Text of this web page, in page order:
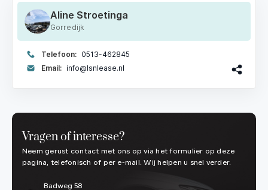
Aline Stroetinga
Gorredijk
Telefoon: 0513-462845
Email: info@lsnlease.nl
Vragen of interesse?
Neem gerust contact met ons op via het formulier op deze
pagina, telefonisch of per e-mail. Wij helpen u snel verder.
Badweg 58